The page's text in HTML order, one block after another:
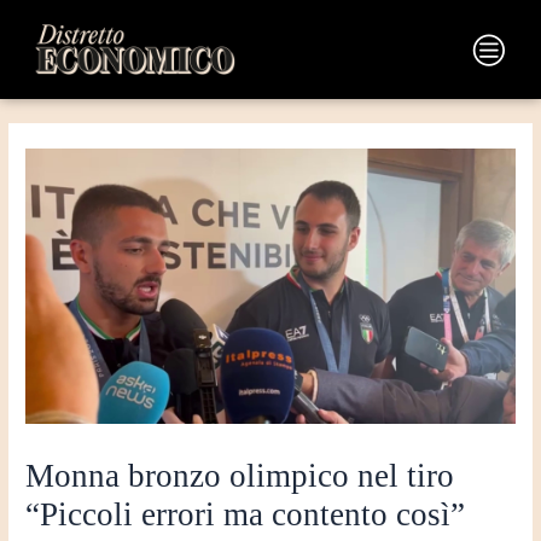
contenuto
Main
Menu
Monna bronzo olimpico nel tiro
“Piccoli errori ma contento così”
articoli